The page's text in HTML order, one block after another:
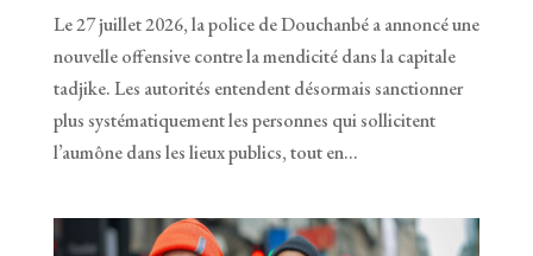
Le 27 juillet 2026, la police de Douchanbé a annoncé une
nouvelle offensive contre la mendicité dans la capitale
tadjike. Les autorités entendent désormais sanctionner
plus systématiquement les personnes qui sollicitent
l’aumône dans les lieux publics, tout en...